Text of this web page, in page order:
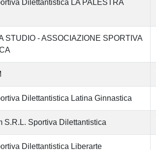
Dilettantistica LA PALESTRA
STUDIO - ASSOCIAZIONE SPORTIVA
Dilettantistica Latina Ginnastica
S.R.L. Sportiva Dilettantistica
Dilettantistica Liberarte